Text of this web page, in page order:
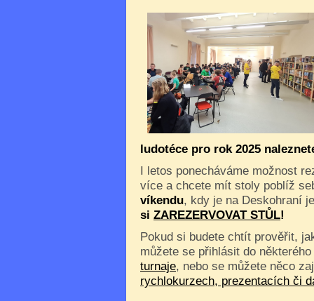
ludotéce pro rok 2025
I letos ponecháváme možnost
více a chcete mít stoly poblíž
víkendu, kdy je na Deskohraní
si ZAREZERVOVAT STŮL!
Pokud si budete chtít prověřit,
můžete se přihlásit do
turnaje, nebo se můžete něco
rychlokurzech, prezentacích či